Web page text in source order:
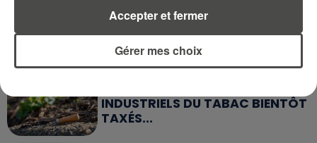
WEEK-END ROUGE SUR LES
PRÉPARE À UN...
INDUSTRIELS DU TABAC BIENTÔT
TAXÉS...
Gérer mes choix
Accepter et fermer